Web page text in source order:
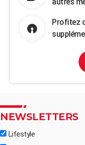
Profitez
NEWSLETTERS
Lifestyle